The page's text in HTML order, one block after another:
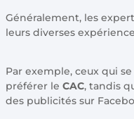
Généralement, les
leurs diverses
Par exemple, ceux qui
préférer leCAC, tandis
des publicités sur